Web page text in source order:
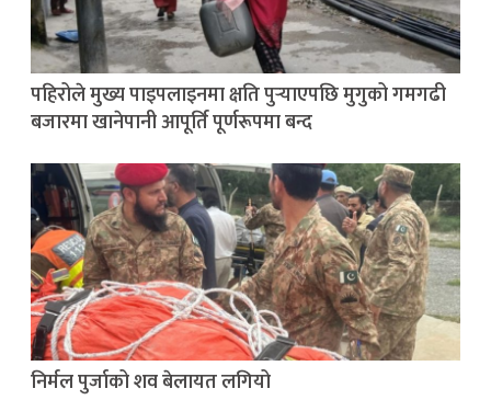
पहिरोले मुख्य पाइपलाइनमा क्षति पुर्‍याएपछि मुगुको गमगढी
बजारमा खानेपानी आपूर्ति पूर्णरूपमा बन्द
निर्मल पुर्जाको शव बेलायत लगियो